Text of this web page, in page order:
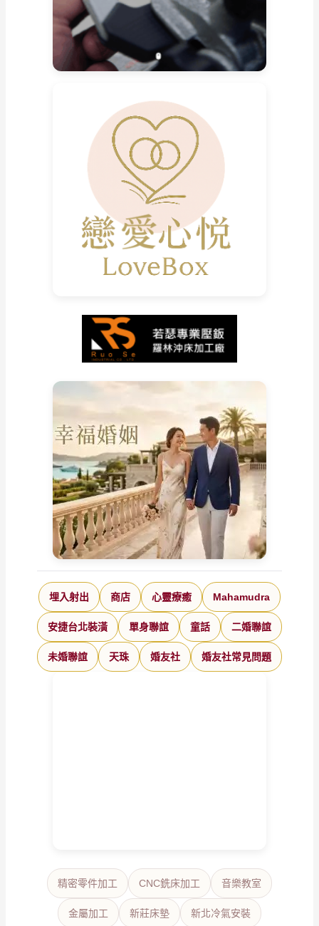
埋入射出 商店 心靈療癒 Mahamudra
安捷台北裝潢 單身聯誼 童話 二婚聯誼
未婚聯誼 天珠 婚友社 婚友社常見問題
精密零件加工 CNC銑床加工 音樂教室
金屬加工 新莊床墊 新北冷氣安裝